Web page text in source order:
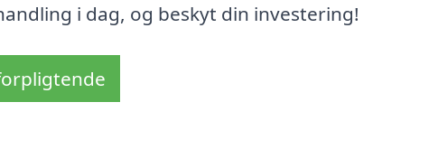
i dag, og beskyt din investering!